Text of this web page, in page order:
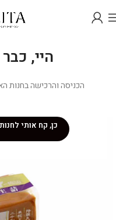
היי, כבר
כן, קח אותי לחנות